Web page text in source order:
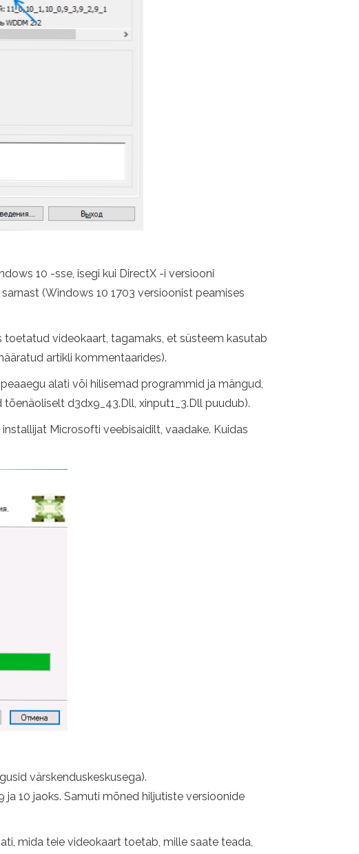
10 -sse, isegi kui DirectX -i versiooni
(Windows 10 1703 versioonist peamises
toetatud videokaart, tagamaks, et süsteem kasutab
artikli kommentaarides).
alati või hilisemad programmid ja mängud,
d3dx9_43.Dll, xinput1_3.Dll puudub).
Microsofti veebisaidilt, vaadake. Kuidas
värskenduskeskusega).
10 jaoks. Samuti mõned hiljutiste versioonide
mida teie videokaart toetab, mille saate teada,